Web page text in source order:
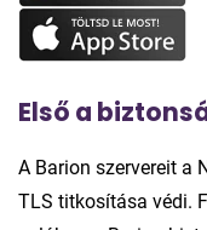
Első a
A Barion szervereit a
TLS titkosítása védi.